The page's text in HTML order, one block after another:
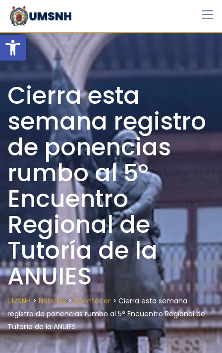
Open toolbar
Skip
content
Cierra esta
semana registro
de ponencias
rumbo al 5°
Encuentro
Regional de
Tutoría de la
ANUIES
UMSNH> Noticias>Acontecer > Cierra esta semana
registro de ponencias rumbo al 5° Encuentro Regional de
Tutoría de la ANUIES